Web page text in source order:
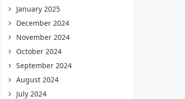
January 2025
December 2024
November 2024
October 2024
September 2024
August 2024
July 2024